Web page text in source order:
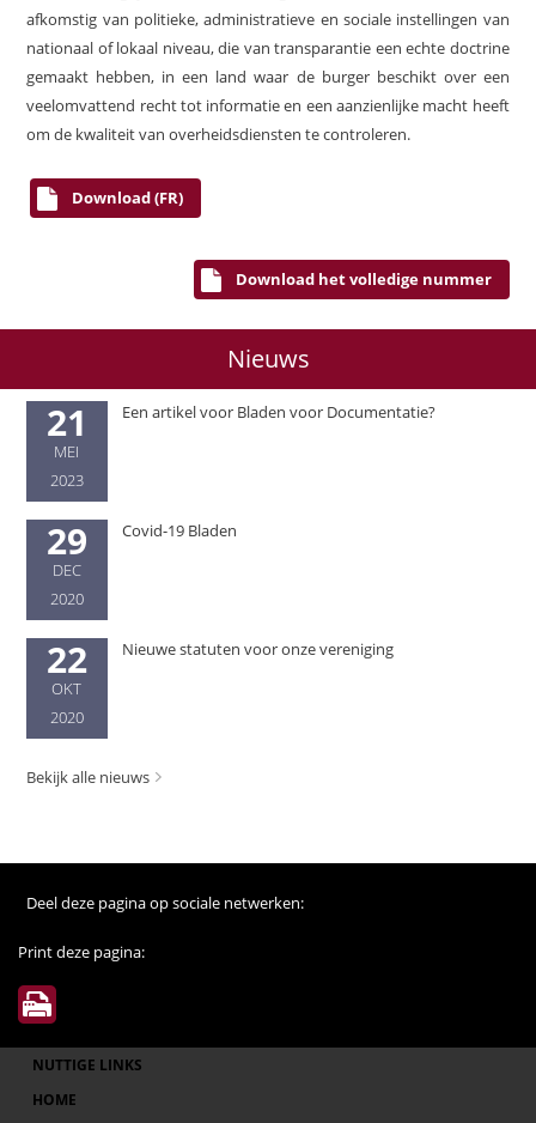
afkomstig van politieke, administratieve en sociale instellingen van
nationaal of lokaal niveau, die van transparantie een echte doctrine
gemaakt hebben, in een land waar de burger beschikt over een
veelomvattend recht tot informatie en een aanzienlijke macht heeft
om de kwaliteit van overheidsdiensten te controleren.
Download (FR)
Download het volledige nummer
Nieuws
21
MEI
2023
Een artikel voor Bladen voor Documentatie?
29
DEC
2020
Covid-19 Bladen
22
OKT
2020
Nieuwe statuten voor onze vereniging
Bekijk alle nieuws
Deel deze pagina op sociale netwerken:
Print deze pagina:
NUTTIGE LINKS
HOME